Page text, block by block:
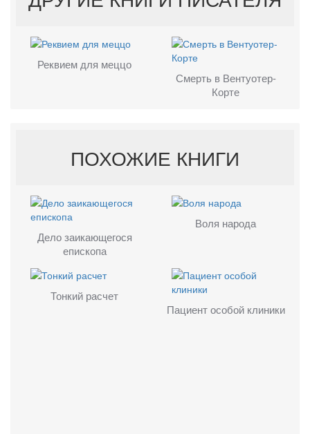
Реквием для меццо
Смерть в Вентуотер-
Корте
ПОХОЖИЕ КНИГИ
Дело заикающегося
епископа
Воля народа
Тонкий расчет
Пациент особой клиники